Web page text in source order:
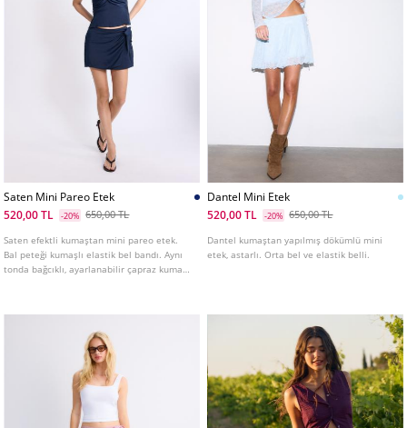
Saten Mini Pareo Etek
520,00 TL
-20% 650,00 TL
Saten efektli kumaştan mini pareo etek.
Bal peteği kumaşlı elastik bel bandı. Aynı
tonda bağcıklı, ayarlanabilir çapraz kumaş
Dantel Mini Etek
520,00 TL
-20% 650,00 TL
Dantel kumaştan yapılmış dökümlü mini
etek, astarlı. Orta bel ve elastik belli.